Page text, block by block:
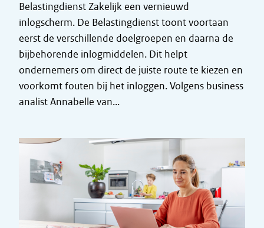
Belastingdienst Zakelijk een vernieuwd
inlogscherm. De Belastingdienst toont voortaan
eerst de verschillende doelgroepen en daarna de
bijbehorende inlogmiddelen. Dit helpt
ondernemers om direct de juiste route te kiezen en
voorkomt fouten bij het inloggen. Volgens business
analist Annabelle van...